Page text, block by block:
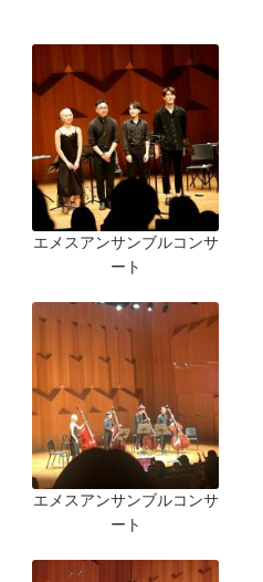
エメスアンサンブルコンサ
ート
エメスアンサンブルコンサ
ート